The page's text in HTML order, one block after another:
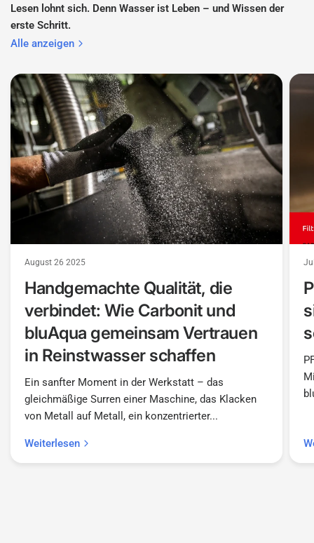
Lesen lohnt sich. Denn Wasser ist Leben – und Wissen der
erste Schritt.
Alle anzeigen
August 26 2025
Handgemachte Qualität, die
verbindet: Wie Carbonit und
bluAqua gemeinsam Vertrauen
in Reinstwasser schaffen
Ein sanfter Moment in der Werkstatt – das
gleichmäßige Surren einer Maschine, das Klacken
von Metall auf Metall, ein konzentrierter...
Weiterlesen